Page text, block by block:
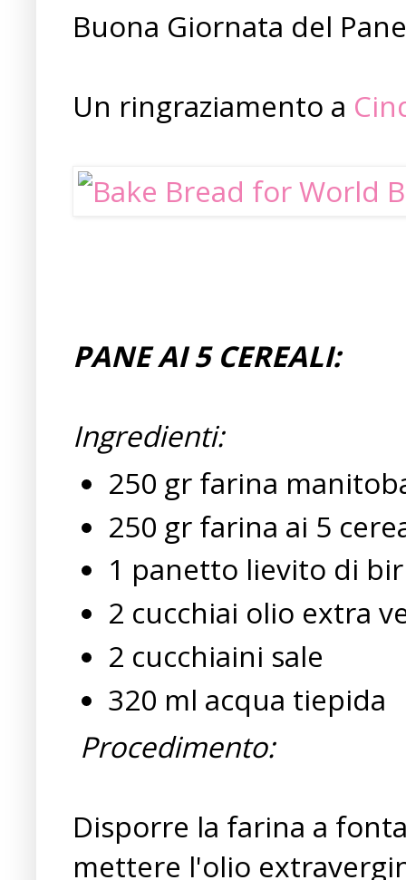
Buona Giornata del
Un ringraziamento a
PANE AI 5 CEREALI:
Ingredienti:
250 gr farina
250 gr farina ai 5
1 panetto lievito di
2 cucchiai olio extra
2 cucchiaini sale
320 ml acqua tiepida
Procedimento:
Disporre la farina a
mettere l'olio